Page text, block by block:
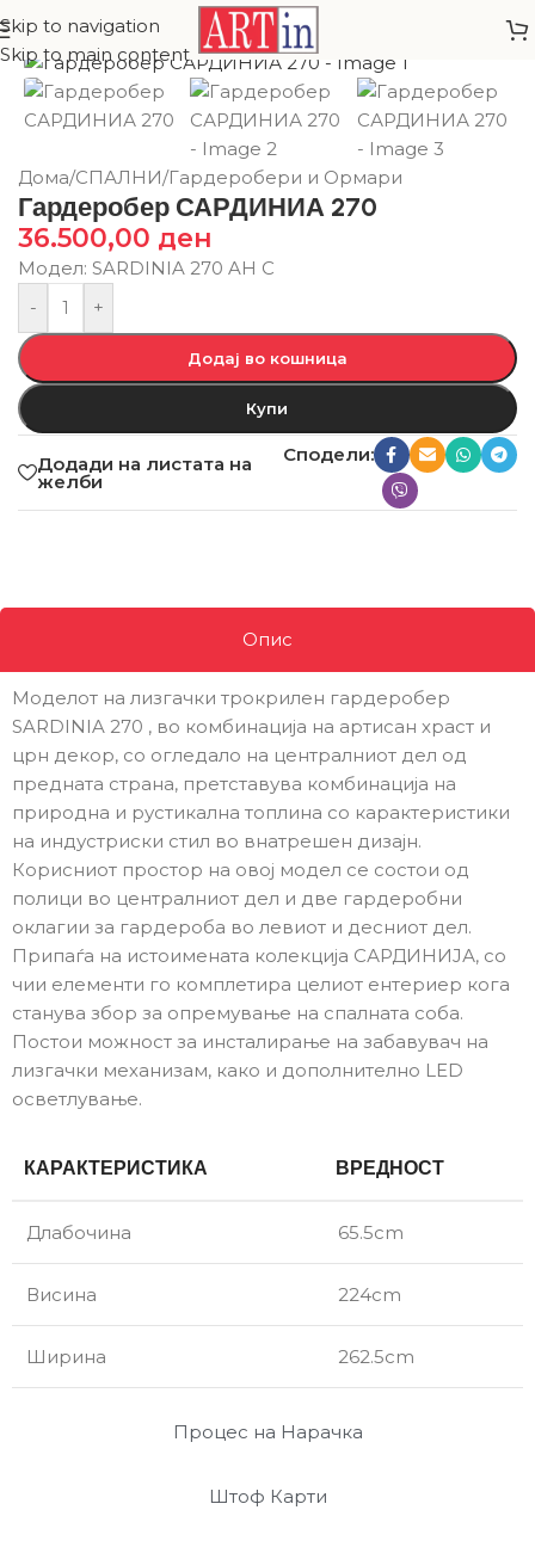
Skip to navigation
Skip to main content
Дома/СПАЛНИ/Гардеробери и Ормари
Гардеробер САРДИНИА 270
36.500,00 ден
Модел: SARDINIA 270 AH C
-
+
Додај во кошница
Купи
Додади на листата на
желби
Сподели:
Опис
Процес на Нарачка
Штоф Карти
Моделот на лизгачки трокрилен гардеробер
SARDINIA 270 , во комбинација на артисан храст и
црн декор, со огледало на централниот дел од
предната страна, претставува комбинација на
природна и рустикална топлина со карактеристики
на индустриски стил во внатрешен дизајн.
Корисниот простор на овој модел се состои од
полици во централниот дел и две гардеробни
оклагии за гардероба во левиот и десниот дел.
Припаѓа на истоимената колекција САРДИНИЈА, со
чии елементи го комплетира целиот ентериер кога
станува збор за опремување на спалната соба.
Постои можност за инсталирање на забавувач на
лизгачки механизам, како и дополнително LED
осветлување.
КАРАКТЕРИСТИКА ВРЕДНОСТ
Длабочина 65.5cm
Висина 224cm
Ширина 262.5cm